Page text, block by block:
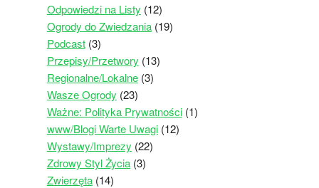
Odpowiedzi na Listy (12)
Ogrody do Zwiedzania(19)
Podcast(3)
Przepisy/Przetwory (13)
Regionalne/Lokalne(3)
Wasze Ogrody (23)
Ważne: Polityka Prywatności(1)
www/Blogi Warte Uwagi(12)
Wystawy/Imprezy (22)
Zdrowy Styl Życia(3)
Zwierzęta(14)